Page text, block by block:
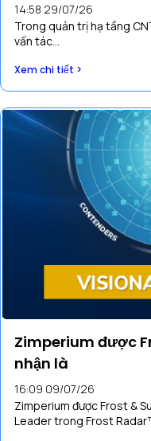
14:58 29/07/26
Trong quản trị hạ tầng
vấn tác...
Xem chi tiết >
Zimperium được
nhận là
16:09 09/07/26
Zimperium được Frost &
Leader trong Frost